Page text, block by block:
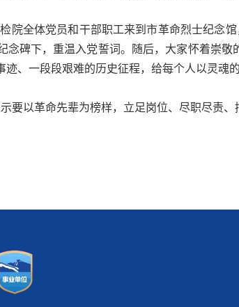
全体党员和干部职工来到市革命烈士纪念
碑下，重温入党誓词。随后，大家怀着崇
、一段段艰难的历史征程，给每个人以灵魂
以革命先辈为榜样，立足岗位、尽职尽责